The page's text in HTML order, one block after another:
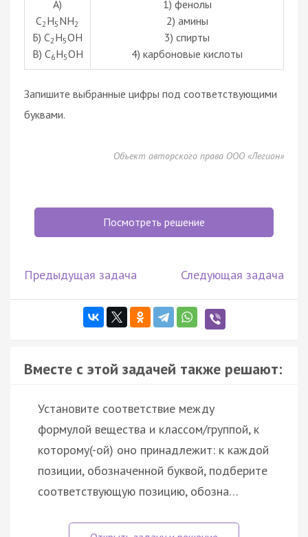
А)
C2 H5 NH2
Б) C2 H5OH
В) C6H5OH
1) фенолы
2) амины
3) спирты
4) карбоновые кислоты
Запишите выбранные цифры под соответствующими
буквами.
Объект авторского права ООО «Легион»
Посмотреть решение
Предыдущая задача Следующая задача
Вместе с этой задачей также решают:
Установите соответствие между
формулой вещества и классом/группой, к
которому(-ой) оно принадлежит: к каждой
позиции, обозначенной буквой, подберите
соответствующую позицию, обозна…